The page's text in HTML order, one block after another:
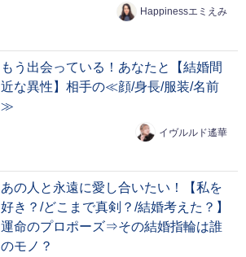
Happinessエミえみ
もう出会っている！あなたと【結婚間
近な異性】相手の≪顔/身長/服装/名前
≫
イヴルルド遙華
あの人と永遠に愛し合いたい！【私を
好き？/どこまで真剣？/結婚考えた？】
運命のプロポーズ⇒その結婚指輪は誰
のモノ？